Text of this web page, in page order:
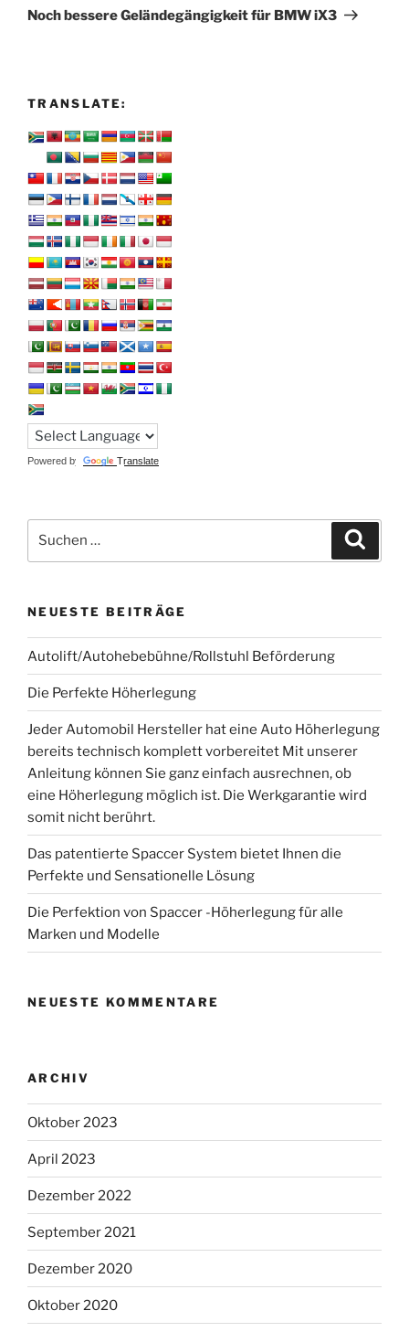
Beitrag
Noch bessere Geländegängigkeit für BMW iX3
TRANSLATE:
Powered by Translate
nach:
NEUESTE BEITRÄGE
Autolift/Autohebebühne/Rollstuhl Beförderung
Die Perfekte Höherlegung
Jeder Automobil Hersteller hat eine Auto Höherlegung
bereits technisch komplett vorbereitet Mit unserer
Anleitung können Sie ganz einfach ausrechnen, ob
eine Höherlegung möglich ist. Die Werkgarantie wird
somit nicht berührt.
Das patentierte Spaccer System bietet Ihnen die
Perfekte und Sensationelle Lösung
Die Perfektion von Spaccer -Höherlegung für alle
Marken und Modelle
NEUESTE KOMMENTARE
ARCHIV
Oktober 2023
April 2023
Dezember 2022
September 2021
Dezember 2020
Oktober 2020